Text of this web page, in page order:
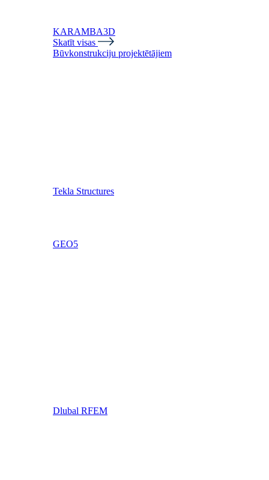
KARAMBA3D
Skatīt visas
Būvkonstrukciju projektētājiem
Tekla Structures
GEO5
Dlubal RFEM